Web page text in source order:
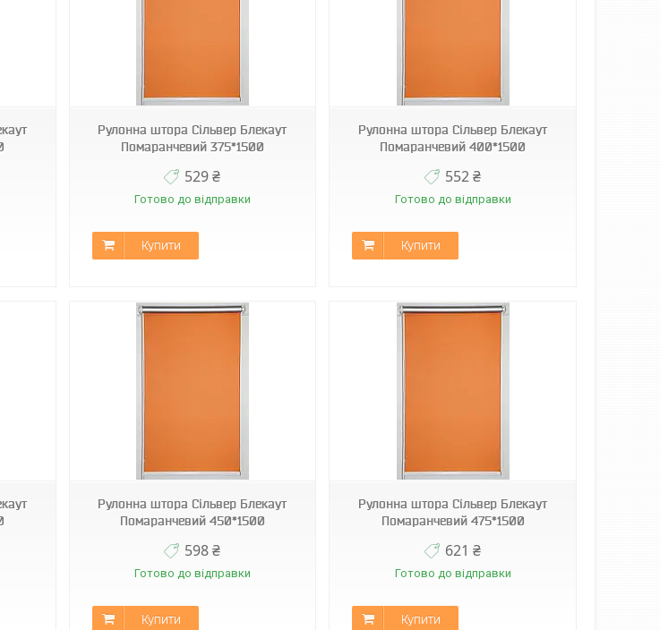
Рулонна штора Сільвер Блекаут
Помаранчевий 375*1500
529 ₴
Готово до відправки
Купити
Рулонна штора Сільвер Блекаут
Помаранчевий 400*1500
552 ₴
Готово до відправки
Купити
Рулонна штора Сільвер Блекаут
Помаранчевий 450*1500
598 ₴
Готово до відправки
Купити
Рулонна штора Сільвер Блекаут
Помаранчевий 475*1500
621 ₴
Готово до відправки
Купити